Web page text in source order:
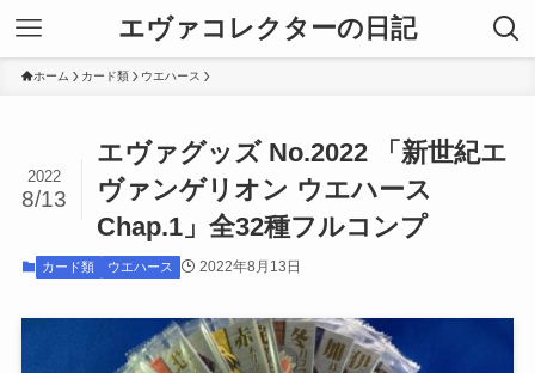
エヴァコレクターの日記
ホーム カード類 ウエハース
エヴァグッズ No.2022 「新世紀エ
ヴァンゲリオン ウエハース
Chap.1」全32種フルコンプ
2022
8/13
カード類 ウエハース 2022年8月13日